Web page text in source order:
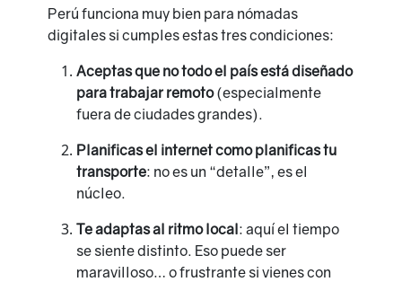
Perú funciona muy bien para nómadas
digitales si cumples estas tres condiciones:
Aceptas que no todo el país está diseñado
para trabajar remoto(especialmente
fuera de ciudades grandes).
Planificas el internet como planificas tu
transporte: no es un “detalle”, es el
núcleo.
Te adaptas al ritmo local: aquí el tiempo
se siente distinto. Eso puede ser
maravilloso… o frustrante si vienes con